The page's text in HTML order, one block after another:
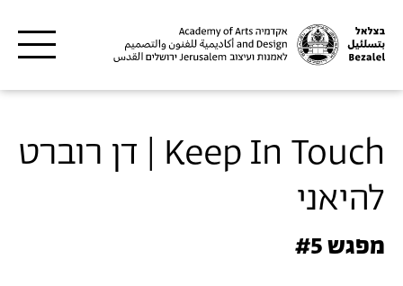
Keep In Touch | דן רוברט
להיאני
מפגש #5